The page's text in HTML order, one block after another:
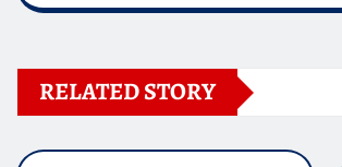
RELATED STORY